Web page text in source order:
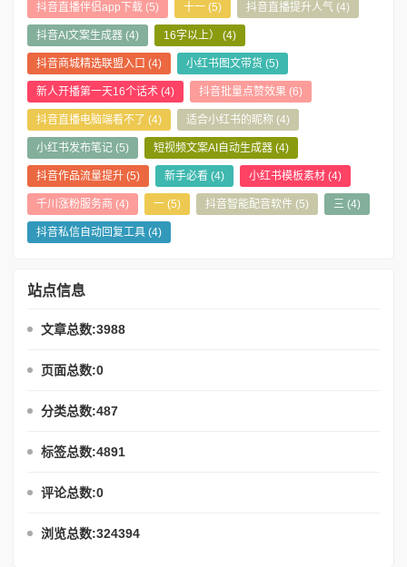
抖音直播伴侣app下载 (5) 十一 (5) 抖音直播提升人气 (4)
抖音AI文案生成器 (4) 16字以上） (4)
抖音商城精选联盟入口 (4) 小红书图文带货 (5)
新人开播第一天16个话术 (4) 抖音批量点赞效果 (6)
抖音直播电脑端看不了 (4) 适合小红书的昵称 (4)
小红书发布笔记 (5) 短视频文案AI自动生成器 (4)
抖音作品流量提升 (5) 新手必看 (4) 小红书模板素材 (4)
千川涨粉服务商 (4) 一 (5) 抖音智能配音软件 (5) 三 (4)
抖音私信自动回复工具 (4)
站点信息
文章总数:3988
页面总数:0
分类总数:487
标签总数:4891
评论总数:0
浏览总数:324394